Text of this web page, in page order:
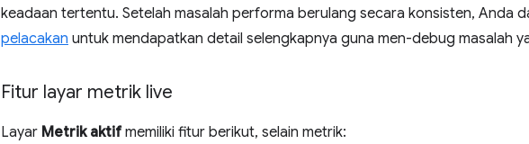
keadaan tertentu. Setelah masalah performa berulang secara konsisten, Anda
pelacakan untuk mendapatkan detail selengkapnya guna men-debug masalah
Fitur layar metrik live
Layar Metrik aktifmemiliki fitur berikut, selain metrik: